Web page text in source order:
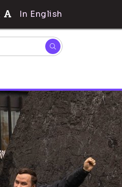
In English